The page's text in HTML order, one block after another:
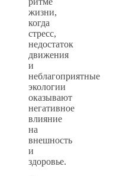
жизни,
когда
стресс,
недостаток
движения
и
неблагоприятные
экологии
оказывают
негативное
влияние
на
внешность
и
здоровье.